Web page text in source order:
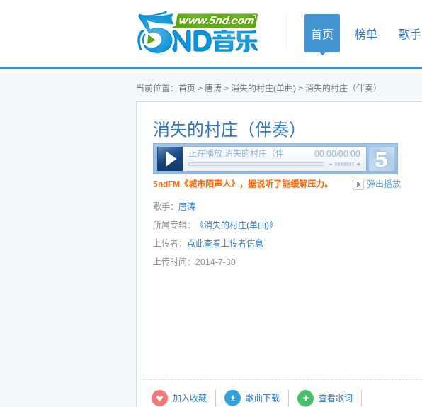
首页
首页 榜单 歌手
当前位置： 首页 > 唐涛 > 消失的村庄(单曲) > 消失的村庄（伴奏）
消失的村庄（伴奏）
正在播放:消失的村庄（伴
奏）
00:00/00:00
5ndFM《城市陌声人》，据说听了能缓解压力。 弹出播放
歌手： 唐涛
所属专辑：
《消失的村庄(单曲)》
上传者： 点此查看上传者信息
上传时间：2014-7-30
加入收藏 歌曲下载 查看歌词